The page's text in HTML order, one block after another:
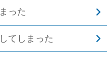
った
てしまった